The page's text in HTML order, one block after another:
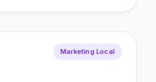
Marketing Local